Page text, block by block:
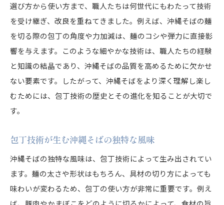
選び方から使い方まで、職人たちは何世代にもわたって技術
を受け継ぎ、改良を重ねてきました。例えば、沖縄そばの麺
を切る際の包丁の角度や力加減は、麺のコシや弾力に直接影
響を与えます。このような細やかな技術は、職人たちの経験
と知識の結晶であり、沖縄そばの品質を高めるために欠かせ
ない要素です。したがって、沖縄そばをより深く理解し楽し
むためには、包丁技術の歴史とその進化を知ることが大切で
す。
包丁技術が生む沖縄そばの独特な風味
沖縄そばの独特な風味は、包丁技術によって生み出されてい
ます。麺の太さや形状はもちろん、具材の切り方によっても
味わいが変わるため、包丁の使い方が非常に重要です。例え